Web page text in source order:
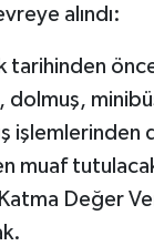
alındı:
tarihinden
dolmuş,
muaf
Değer